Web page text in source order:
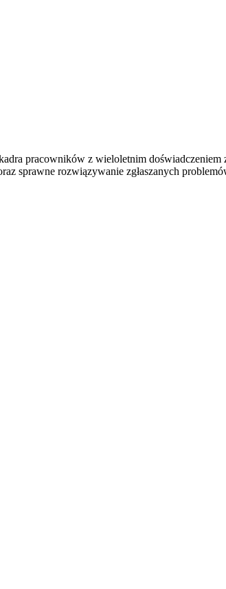
pracowników z wieloletnim
sprawne rozwiązywanie zgłaszanych